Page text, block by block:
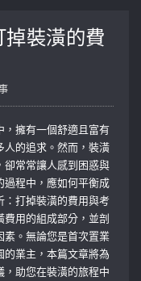
掉裝潢的費
，擁有一個舒適且富有
人的追求。然而，裝潢
卻常常讓人感到困惑與
過程中，應如何平衡成
：打掉裝潢的費用與考
用的組成部分，並剖
素。無論您是首次置業
的業主，本篇文章將為
助您在裝潢的旅程中